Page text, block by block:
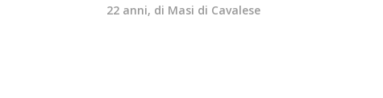
22 anni, di Masi di Cavalese